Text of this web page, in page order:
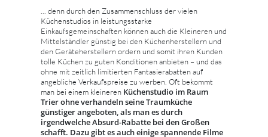
... denn durch den Zusammenschluss der vielen
Küchenstudios in leistungsstarke
Einkaufsgemeinschaften können auch die Kleineren und
Mittelständler günstig bei den Küchenherstellern und
den Geräteherstellern ordern und somit ihren Kunden
tolle Küchen zu guten Konditionen anbieten – und das
ohne mit zeitlich limitierten Fantasierabatten auf
angebliche Verkaufspreise zu werben. Oft bekommt
man bei einem kleineren Küchenstudio im Raum
Trier ohne verhandeln seine Traumküche
günstiger angeboten, als man es durch
irgendwelche Absurd-Rabatte bei den Großen
schafft. Dazu gibt es auch einige spannende Filme